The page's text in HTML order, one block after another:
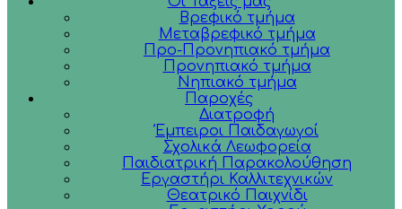
Βρεφικό τμήμα
Μεταβρεφικό τμήμα
Προ-Προνηπιακό τμήμα
Προνηπιακό τμήμα
Νηπιακό τμήμα
Παροχές
Διατροφή
Έμπειροι Παιδαγωγοί
Σχολικά Λεωφορεία
Παιδιατρική Παρακολούθηση
Εργαστήρι Καλλιτεχνικών
Θεατρικό Παιχνίδι